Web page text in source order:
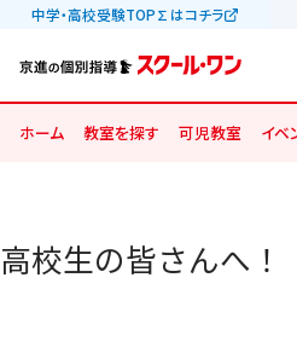
中学・高校受験TOP∑はコチラ
ホーム 教室を探す 可児教室 イベ
高校生の皆さんへ！